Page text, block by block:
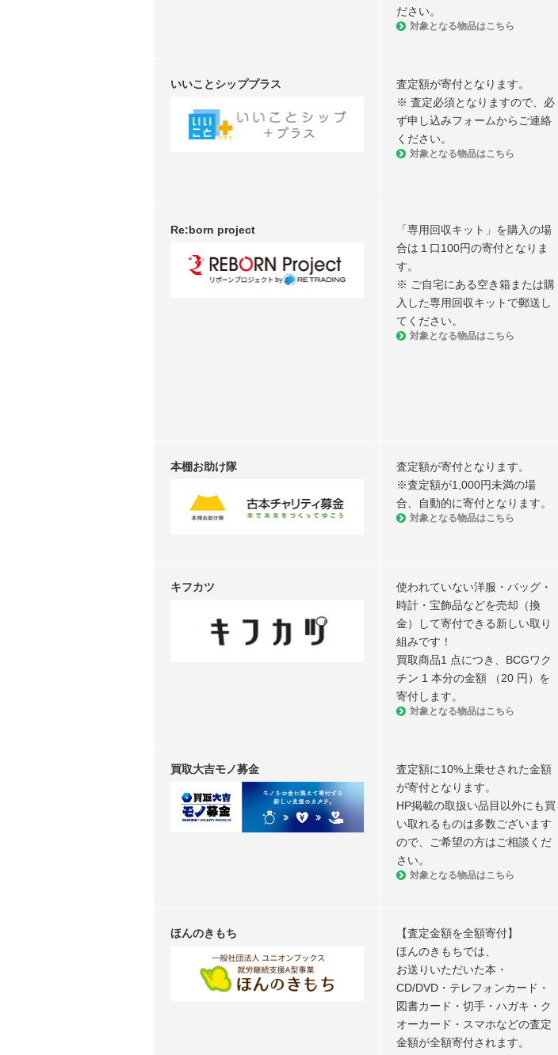
ださい。
対象となる物品はこちら
いいことシッププラス
査定額が寄付となります。
※ 査定必須となりますので、必
ず申し込みフォームからご連絡
ください。
対象となる物品はこちら
Re:born project
「専用回収キット」を購入の場
合は１口100円の寄付となりま
す。
※ ご自宅にある空き箱または購
入した専用回収キットで郵送し
てください。
対象となる物品はこちら
本棚お助け隊
査定額が寄付となります。
※査定額が1,000円未満の場
合、自動的に寄付となります。
対象となる物品はこちら
キフカツ
使われていない洋服・バッグ・
時計・宝飾品などを売却（換
金）して寄付できる新しい取り
組みです！
買取商品1 点につき、BCGワク
チン 1 本分の⾦額 （20 円）を
寄付します。
対象となる物品はこちら
買取大吉モノ募金
査定額に10%上乗せされた金額
が寄付となります。
HP掲載の取扱い品目以外にも買
い取れるものは多数ございます
ので、ご希望の方はご相談くだ
さい。
対象となる物品はこちら
ほんのきもち
【査定⾦額を全額寄付】
ほんのきもちでは、
お送りいただいた本・
CD/DVD・テレフォンカード・
図書カード・切⼿・ハガキ・ク
オーカード・スマホなどの査定
⾦額が全額寄付されます。